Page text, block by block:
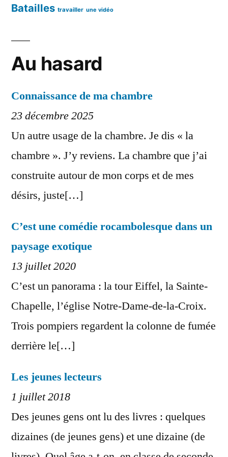
Batailles travailler une vidéo
Au hasard
Connaissance de ma chambre
23 décembre 2025
Un autre usage de la chambre. Je dis « la
chambre ». J’y reviens. La chambre que j’ai
construite autour de mon corps et de mes
désirs, juste[…]
C’est une comédie rocambolesque dans un
paysage exotique
13 juillet 2020
C’est un panorama : la tour Eiffel, la Sainte-
Chapelle, l’église Notre-Dame-de-la-Croix.
Trois pompiers regardent la colonne de fumée
derrière le[…]
Les jeunes lecteurs
1 juillet 2018
Des jeunes gens ont lu des livres : quelques
dizaines (de jeunes gens) et une dizaine (de